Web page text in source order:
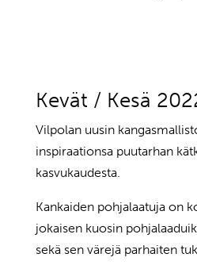
Kevät / Kesä
Vilpolan uusin
inspiraationsa puutarhan
kasvukaudesta.
Kankaiden pohjalaatuja on
jokaisen kuosin
sekä sen värejä parhaiten